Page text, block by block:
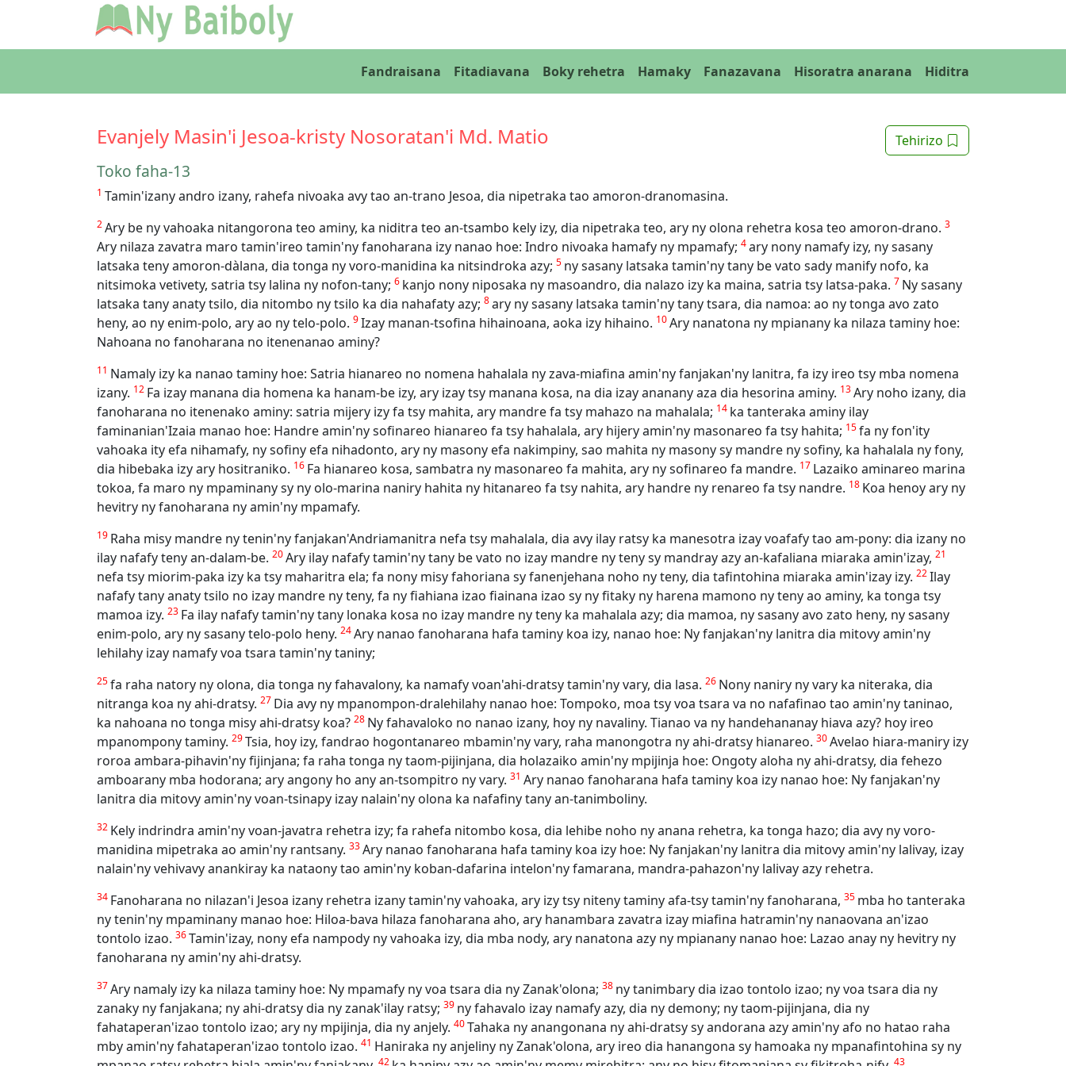
Fandraisana Fitadiavana Boky rehetra Hamaky Fanazavana Hisoratra anarana Hiditra
Tehirizo
Evanjely Masin'i Jesoa-kristy Nosoratan'i Md. Matio
Toko faha-13
1 Tamin'izany andro izany, rahefa nivoaka avy tao an-trano Jesoa, dia nipetraka tao amoron-dranomasina.
2Ary be ny vahoaka nitangorona teo aminy, ka niditra teo an-tsambo kely izy, dia nipetraka teo, ary ny olona rehetra kosa teo amoron-drano. 3
Ary nilaza zavatra maro tamin'ireo tamin'ny fanoharana izy nanao hoe: Indro nivoaka hamafy ny mpamafy; 4ary nony namafy izy, ny sasany
latsaka teny amoron-dàlana, dia tonga ny voro-manidina ka nitsindroka azy; 5 ny sasany latsaka tamin'ny tany be vato sady manify nofo, ka
nitsimoka vetivety, satria tsy lalina ny nofon-tany; 6 kanjo nony niposaka ny masoandro, dia nalazo izy ka maina, satria tsy latsa-paka. 7 Ny sasany
latsaka tany anaty tsilo, dia nitombo ny tsilo ka dia nahafaty azy; 8ary ny sasany latsaka tamin'ny tany tsara, dia namoa: ao ny tonga avo zato
heny, ao ny enim-polo, ary ao ny telo-polo. 9Izay manan-tsofina hihainoana, aoka izy hihaino. 10Ary nanatona ny mpianany ka nilaza taminy hoe:
Nahoana no fanoharana no itenenanao aminy?
11 Namaly izy ka nanao taminy hoe: Satria hianareo no nomena hahalala ny zava-miafina amin'ny fanjakan'ny lanitra, fa izy ireo tsy mba nomena
izany. 12 Fa izay manana dia homena ka hanam-be izy, ary izay tsy manana kosa, na dia izay ananany aza dia hesorina aminy. 13Ary noho izany, dia
fanoharana no itenenako aminy: satria mijery izy fa tsy mahita, ary mandre fa tsy mahazo na mahalala; 14 ka tanteraka aminy ilay
faminanian'Izaia manao hoe: Handre amin'ny sofinareo hianareo fa tsy hahalala, ary hijery amin'ny masonareo fa tsy hahita; 15fa ny fon'ity
vahoaka ity efa nihamafy, ny sofiny efa nihadonto, ary ny masony efa nakimpiny, sao mahita ny masony sy mandre ny sofiny, ka hahalala ny fony,
dia hibebaka izy ary hositraniko. 16 Fa hianareo kosa, sambatra ny masonareo fa mahita, ary ny sofinareo fa mandre. 17 Lazaiko aminareo marina
tokoa, fa maro ny mpaminany sy ny olo-marina naniry hahita ny hitanareo fa tsy nahita, ary handre ny renareo fa tsy nandre. 18 Koa henoy ary ny
hevitry ny fanoharana ny amin'ny mpamafy.
19 Raha misy mandre ny tenin'ny fanjakan'Andriamanitra nefa tsy mahalala, dia avy ilay ratsy ka manesotra izay voafafy tao am-pony: dia izany no
ilay nafafy teny an-dalam-be. 20Ary ilay nafafy tamin'ny tany be vato no izay mandre ny teny sy mandray azy an-kafaliana miaraka amin'izay, 21
nefa tsy miorim-paka izy ka tsy maharitra ela; fa nony misy fahoriana sy fanenjehana noho ny teny, dia tafintohina miaraka amin'izay izy. 22Ilay
nafafy tany anaty tsilo no izay mandre ny teny, fa ny fiahiana izao fiainana izao sy ny fitaky ny harena mamono ny teny ao aminy, ka tonga tsy
mamoa izy. 23 Fa ilay nafafy tamin'ny tany lonaka kosa no izay mandre ny teny ka mahalala azy; dia mamoa, ny sasany avo zato heny, ny sasany
enim-polo, ary ny sasany telo-polo heny. 24Ary nanao fanoharana hafa taminy koa izy, nanao hoe: Ny fanjakan'ny lanitra dia mitovy amin'ny
lehilahy izay namafy voa tsara tamin'ny taniny;
25fa raha natory ny olona, dia tonga ny fahavalony, ka namafy voan'ahi-dratsy tamin'ny vary, dia lasa. 26 Nony naniry ny vary ka niteraka, dia
nitranga koa ny ahi-dratsy. 27 Dia avy ny mpanompon-dralehilahy nanao hoe: Tompoko, moa tsy voa tsara va no nafafinao tao amin'ny taninao,
ka nahoana no tonga misy ahi-dratsy koa? 28 Ny fahavaloko no nanao izany, hoy ny navaliny. Tianao va ny handehananay hiava azy? hoy ireo
mpanompony taminy. 29Tsia, hoy izy, fandrao hogontanareo mbamin'ny vary, raha manongotra ny ahi-dratsy hianareo. 30Avelao hiara-maniry izy
roroa ambara-pihavin'ny fijinjana; fa raha tonga ny taom-pijinjana, dia holazaiko amin'ny mpijinja hoe: Ongoty aloha ny ahi-dratsy, dia fehezo
amboarany mba hodorana; ary angony ho any an-tsompitro ny vary. 31 Ary nanao fanoharana hafa taminy koa izy nanao hoe: Ny fanjakan'ny
lanitra dia mitovy amin'ny voan-tsinapy izay nalain'ny olona ka nafafiny tany an-tanimboliny.
32 Kely indrindra amin'ny voan-javatra rehetra izy; fa rahefa nitombo kosa, dia lehibe noho ny anana rehetra, ka tonga hazo; dia avy ny voro-
manidina mipetraka ao amin'ny rantsany. 33Ary nanao fanoharana hafa taminy koa izy hoe: Ny fanjakan'ny lanitra dia mitovy amin'ny lalivay, izay
nalain'ny vehivavy anankiray ka nataony tao amin'ny koban-dafarina intelon'ny famarana, mandra-pahazon'ny lalivay azy rehetra.
34 Fanoharana no nilazan'i Jesoa izany rehetra izany tamin'ny vahoaka, ary izy tsy niteny taminy afa-tsy tamin'ny fanoharana, 35 mba ho tanteraka
ny tenin'ny mpaminany manao hoe: Hiloa-bava hilaza fanoharana aho, ary hanambara zavatra izay miafina hatramin'ny nanaovana an'izao
tontolo izao. 36Tamin'izay, nony efa nampody ny vahoaka izy, dia mba nody, ary nanatona azy ny mpianany nanao hoe: Lazao anay ny hevitry ny
fanoharana ny amin'ny ahi-dratsy.
37Ary namaly izy ka nilaza taminy hoe: Ny mpamafy ny voa tsara dia ny Zanak'olona; 38 ny tanimbary dia izao tontolo izao; ny voa tsara dia ny
zanaky ny fanjakana; ny ahi-dratsy dia ny zanak'ilay ratsy; 39 ny fahavalo izay namafy azy, dia ny demony; ny taom-pijinjana, dia ny
fahataperan'izao tontolo izao; ary ny mpijinja, dia ny anjely. 40Tahaka ny anangonana ny ahi-dratsy sy andorana azy amin'ny afo no hatao raha
mby amin'ny fahataperan'izao tontolo izao. 41 Haniraka ny anjeliny ny Zanak'olona, ary ireo dia hanangona sy hamoaka ny mpanafintohina sy ny
42 43